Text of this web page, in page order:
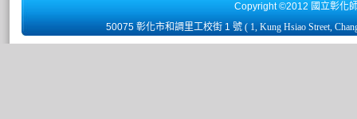
Copyright ©2012 國立彰化
50075 彰化市和調里工校街 1 號 ( 1, Kung Hsiao Street,